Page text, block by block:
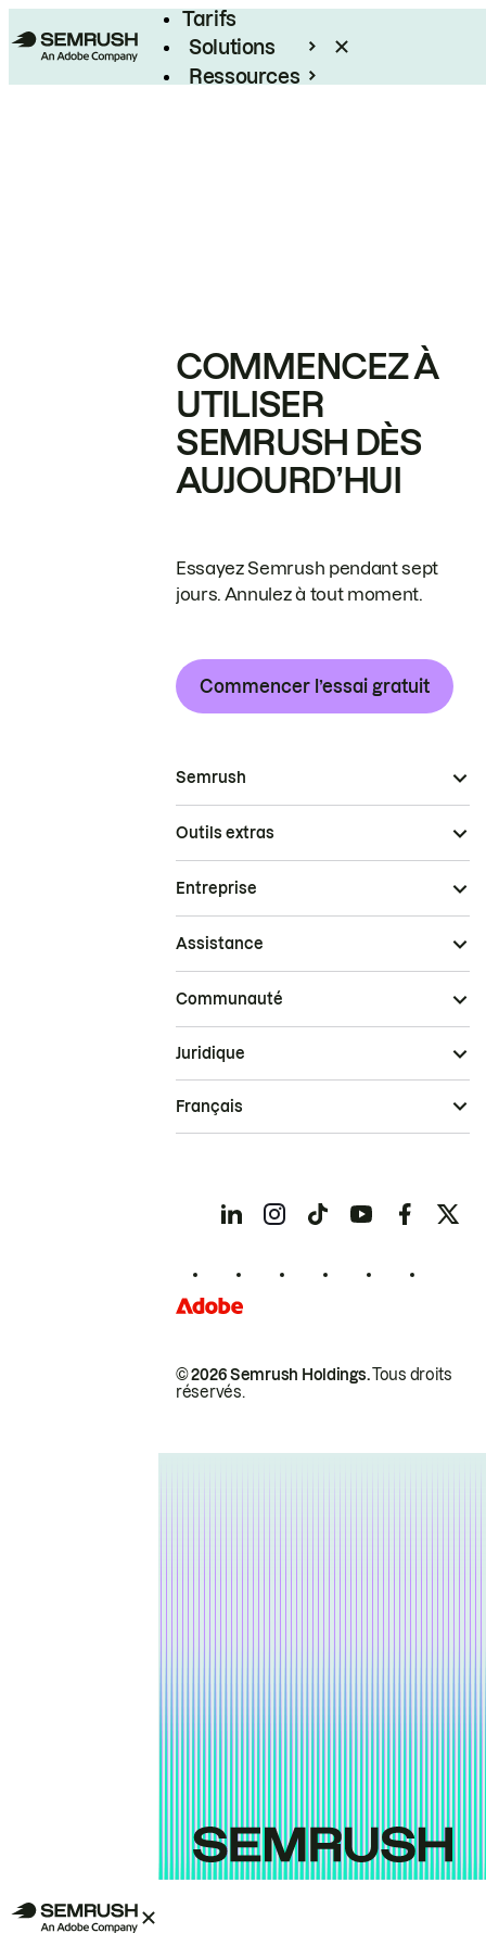
Tarifs
Solutions
Ressources
COMMENCEZ À
UTILISER
SEMRUSH DÈS
AUJOURD’HUI
Essayez Semrush pendant sept
jours. Annulez à tout moment.
Commencer l’essai gratuit
Semrush
Outils extras
Entreprise
Assistance
Communauté
© 2026 Semrush Holdings.Tous droits
réservés.
Juridique
Français